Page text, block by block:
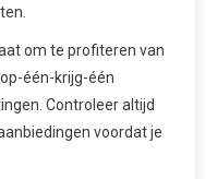
om te profiteren van
één-krijg-één
Controleer altijd
voordat je